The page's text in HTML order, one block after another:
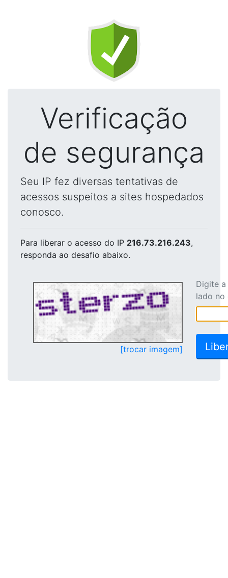
Verificação
de segurança
Seu IP fez diversas tentativas de
acessos suspeitos a sites hospedados
conosco.
Para liberar o acesso do IP 216.73.216.243,
responda ao desafio abaixo.
[trocar imagem]
Digite
lado no